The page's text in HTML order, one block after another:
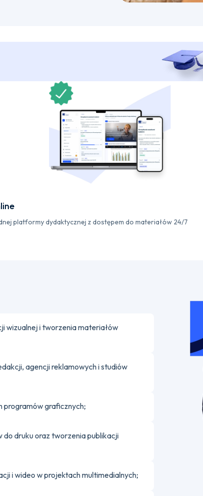
platformy dydaktycznej z dostępem do materiałów 24/7
wizualnej i tworzenia materiałów
agencji reklamowych i studiów
programów graficznych;
druku oraz tworzenia publikacji
i wideo w projektach multimedialnych;